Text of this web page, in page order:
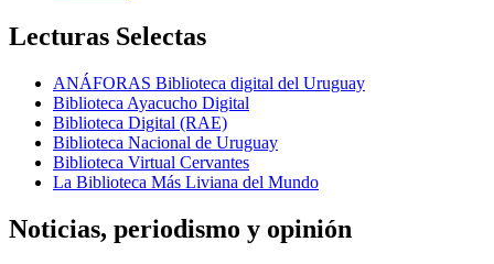
Lecturas Selectas
ANÁFORAS Biblioteca digital del Uruguay
Biblioteca Ayacucho Digital
Biblioteca Digital (RAE)
Biblioteca Nacional de Uruguay
Biblioteca Virtual Cervantes
La Biblioteca Más Liviana del Mundo
Noticias, periodismo y opinión